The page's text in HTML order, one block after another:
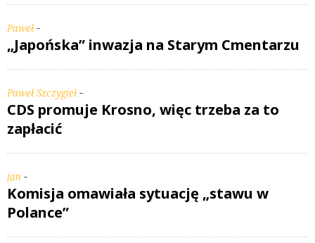
Paweł -
„Japońska” inwazja na Starym Cmentarzu
Paweł Szczygieł -
CDS promuje Krosno, więc trzeba za to
zapłacić
jan -
Komisja omawiała sytuację „stawu w
Polance”